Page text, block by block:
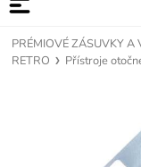
PRÉMIOVÉ ZÁSUVKY A
RETRO
Přístroje